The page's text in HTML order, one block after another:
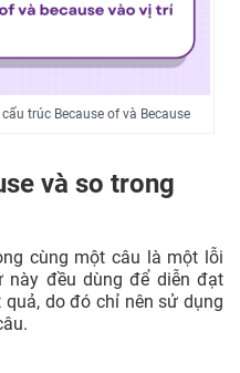
trúc Because of và Because
và so trong
cùng một câu là một lỗi
này đều dùng để diễn đạt
do đó chỉ nên sử dụng